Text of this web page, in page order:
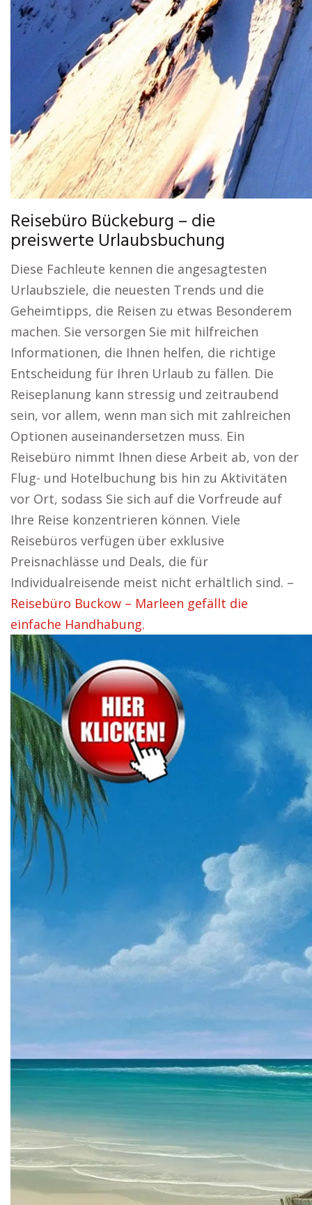
Reisebüro Bückeburg – die
preiswerte Urlaubsbuchung
Diese Fachleute kennen die angesagtesten
Urlaubsziele, die neuesten Trends und die
Geheimtipps, die Reisen zu etwas Besonderem
machen. Sie versorgen Sie mit hilfreichen
Informationen, die Ihnen helfen, die richtige
Entscheidung für Ihren Urlaub zu fällen. Die
Reiseplanung kann stressig und zeitraubend
sein, vor allem, wenn man sich mit zahlreichen
Optionen auseinandersetzen muss. Ein
Reisebüro nimmt Ihnen diese Arbeit ab, von der
Flug- und Hotelbuchung bis hin zu Aktivitäten
vor Ort, sodass Sie sich auf die Vorfreude auf
Ihre Reise konzentrieren können. Viele
Reisebüros verfügen über exklusive
Preisnachlässe und Deals, die für
Individualreisende meist nicht erhältlich sind. –
Reisebüro Buckow – Marleen gefällt die
einfache Handhabung.